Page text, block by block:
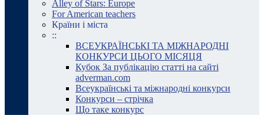
Alley of Stars: Europe
For American teachers
Країни і міста
::
ВСЕУКРАЇНСЬКІ ТА МІЖНАРОДНІ
КОНКУРСИ ЦЬОГО МІСЯЦЯ
Кубок За публікацію статті на сайті
adverman.com
Всеукраїнські та міжнародні конкурси
Конкурси – стрічка
Що таке конкурс